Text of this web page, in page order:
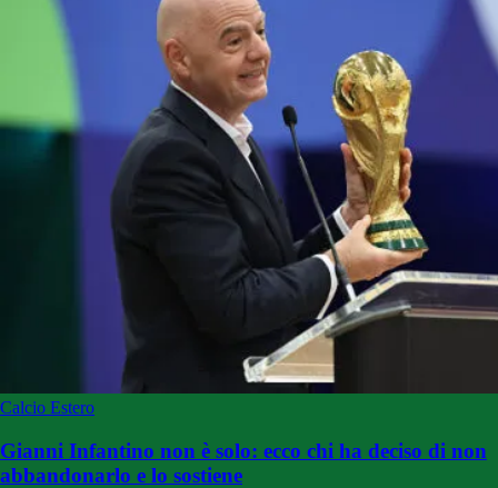
Calcio Estero
Gianni Infantino non è solo: ecco chi ha deciso di non
abbandonarlo e lo sostiene